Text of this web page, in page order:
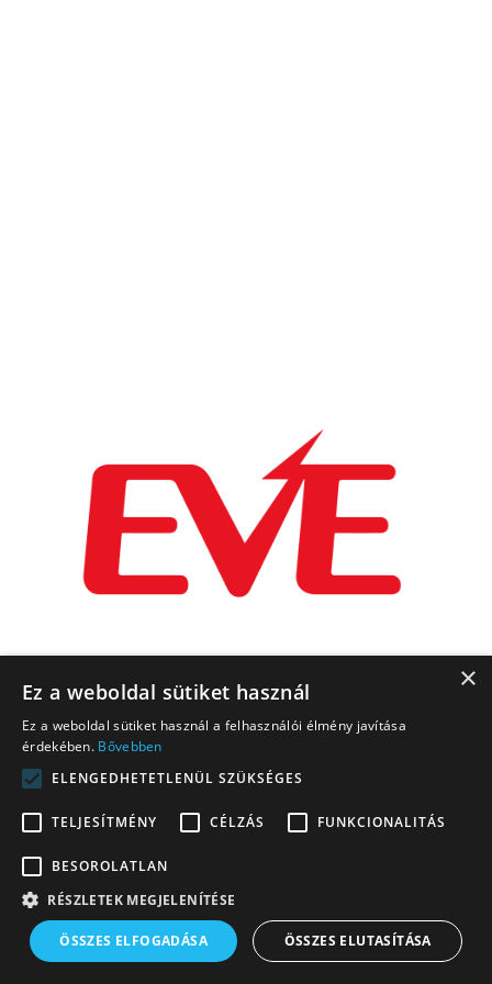
×
Ez a weboldal sütiket használ
Ez a weboldal sütiket használ a felhasználói élmény javítása
érdekében. Bővebben
ELENGEDHETETLENÜL SZÜKSÉGES
TELJESÍTMÉNY CÉLZÁS FUNKCIONALITÁS
BESOROLATLAN
RÉSZLETEK MEGJELENÍTÉSE
ÖSSZES ELFOGADÁSA ÖSSZES ELUTASÍTÁSA